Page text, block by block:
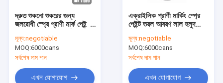
দ্রুত শুকনো শুকরের জন্য
জলরোধী স্প্রে প্রাণী মার্ক পেইন্ট /
সবুজ
মূল্য:negotiable
MOQ:6000cans
সর্বশেষ দাম পান
এখন যোগাযোগ
এক্রাইলিক প্রাণী মার্কিং স্প্রে
পেইন্ট তরল আবরণ লাল হলুদ
মূল্য:negotiable
MOQ:6000cans
সর্বশেষ দাম পান
এখন যোগাযোগ